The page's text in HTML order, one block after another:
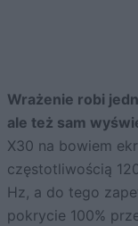
Wrażenie robi
ale też sam
X30 na bowiem
częstotliwością
Hz, a do tego
pokrycie 100%